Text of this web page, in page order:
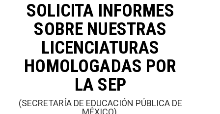
SOLICITA INFORMES
SOBRE NUESTRAS
LICENCIATURAS
HOMOLOGADAS POR
LA SEP
(SECRETARÍA DE EDUCACIÓN PÚBLICA DE
MÉXICO).